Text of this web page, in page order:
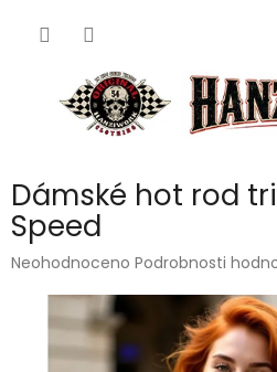
Dámské hot rod
Speed
Průměrné
produktu
Neohodnoceno Podrobnosti